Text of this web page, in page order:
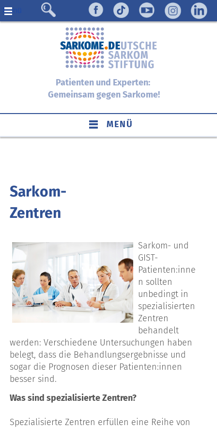
Menü
Patienten und Experten:
Gemeinsam gegen Sarkome!
MENÜ
Sarkom-
Zentren
Sarkom- und
GIST-
Patienten:inne
n sollten
unbedingt in
spezialisierten
Zentren
behandelt
werden: Verschiedene Untersuchungen haben
belegt, dass die Behandlungsergebnisse und
sogar die Prognosen dieser Patienten:innen
besser sind.
Was sind spezialisierte Zentren?
Spezialisierte Zentren erfüllen eine Reihe von